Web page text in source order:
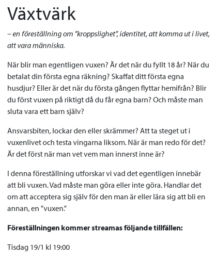
Växtvärk
– en föreställning om ”kroppslighet”, identitet, att komma ut i livet,
att vara människa.
När blir man egentligen vuxen? Är det när du fyllt 18 år? När du
betalat din första egna räkning? Skaffat ditt första egna
husdjur? Eller är det när du första gången flyttar hemifrån? Blir
du först vuxen på riktigt då du får egna barn? Och måste man
sluta vara ett barn själv?
Ansvarsbiten, lockar den eller skrämmer? Att ta steget ut i
vuxenlivet och testa vingarna liksom. När är man redo för det?
Är det först när man vet vem man innerst inne är?
I denna föreställning utforskar vi vad det egentligen innebär
att bli vuxen. Vad måste man göra eller inte göra. Handlar det
om att acceptera sig själv för den man är eller lära sig att bli en
annan, en ”vuxen.”
Föreställningen kommer streamas följande tillfällen:
Tisdag 19/1 kl 19:00